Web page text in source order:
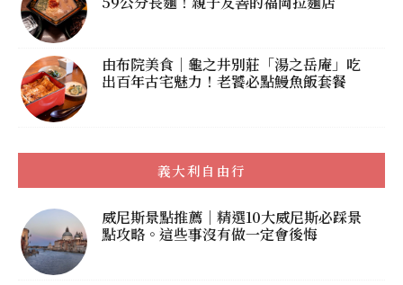
由布院美食｜龜之井別莊「湯之岳庵」吃
出百年古宅魅力！老饕必點鰻魚飯套餐
義大利自由行
威尼斯景點推薦｜精選10大威尼斯必踩景
點攻略。這些事沒有做一定會後悔